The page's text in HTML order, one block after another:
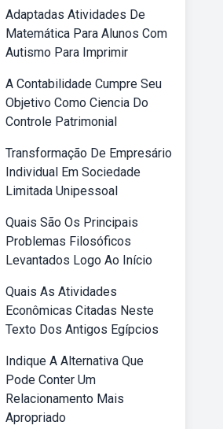
Adaptadas Atividades De
Matemática Para Alunos Com
Autismo Para Imprimir
A Contabilidade Cumpre Seu
Objetivo Como Ciencia Do
Controle Patrimonial
Transformação De Empresário
Individual Em Sociedade
Limitada Unipessoal
Quais São Os Principais
Problemas Filosóficos
Levantados Logo Ao Início
Quais As Atividades
Econômicas Citadas Neste
Texto Dos Antigos Egípcios
Indique A Alternativa Que
Pode Conter Um
Relacionamento Mais
Apropriado